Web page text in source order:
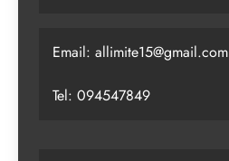
Email: allimite15@gmail.com
Tel: 094547849